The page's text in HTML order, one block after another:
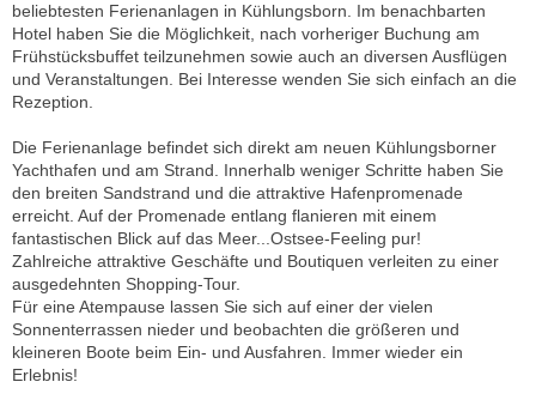
beliebtesten Ferienanlagen in Kühlungsborn. Im benachbarten
Hotel haben Sie die Möglichkeit, nach vorheriger Buchung am
Frühstücksbuffet teilzunehmen sowie auch an diversen Ausflügen
und Veranstaltungen. Bei Interesse wenden Sie sich einfach an die
Rezeption.
Die Ferienanlage befindet sich direkt am neuen Kühlungsborner
Yachthafen und am Strand. Innerhalb weniger Schritte haben Sie
den breiten Sandstrand und die attraktive Hafenpromenade
erreicht. Auf der Promenade entlang flanieren mit einem
fantastischen Blick auf das Meer...Ostsee-Feeling pur!
Zahlreiche attraktive Geschäfte und Boutiquen verleiten zu einer
ausgedehnten Shopping-Tour.
Für eine Atempause lassen Sie sich auf einer der vielen
Sonnenterrassen nieder und beobachten die größeren und
kleineren Boote beim Ein- und Ausfahren. Immer wieder ein
Erlebnis!